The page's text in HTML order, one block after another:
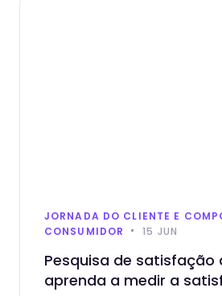
JORNADA DO CLIENTE E
CONSUMIDOR
15 JUN
Pesquisa de satisfação
aprenda a medir a